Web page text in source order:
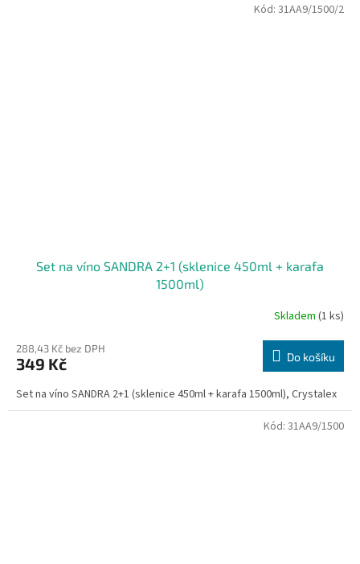
Set na víno SANDRA 2+1 (sklenice 450ml + karafa
1500ml)
Skladem (1 ks)
288,43 Kč bez DPH
349 Kč Do košíku
Set na víno SANDRA 2+1 (sklenice 450ml + karafa 1500ml), Crystalex
Kód: 31AA9/1500/2
Kód: 31AA9/1500